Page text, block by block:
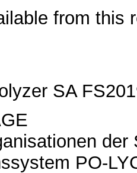
from this
SA
PO-